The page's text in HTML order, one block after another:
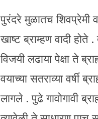
पुरंदरे मुळातच शिवप्रेमी
खाष्ट ब्राम्हण वादी होते
विजयी लढाया पेक्षा ते
वयाच्या सतराव्या वर्षी
लागले . पुढे गावोगावी